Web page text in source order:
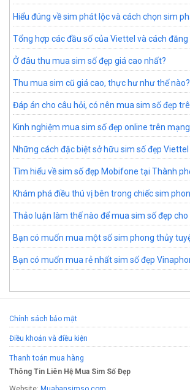
Hiểu đúng về sim phát lộc và cách chọn sim
Tổng hợp các đầu số của Viettel và cách
Ở đâu thu mua sim số đẹp giá cao nhất?
Thu mua sim cũ giá cao, thực hư như thế nào?
Đáp án cho câu hỏi, có nên mua sim số đẹp
Kinh nghiệm mua sim số đẹp online trên mạng
Những cách đặc biệt sở hữu sim số đẹp
Tìm hiểu về sim số đẹp Mobifone tại Thành
Khám phá điều thú vị bên trong chiếc sim
Thảo luận làm thế nào để mua sim số đẹp
Bạn có muốn mua một số sim phong thủy
Bạn có muốn mua rẻ nhất sim số đẹp
Chính sách bảo mật
Điều khoản và điều kiện
Thanh toán mua hàng
Thông Tin Liên Hệ Mua Sim Số Đẹp